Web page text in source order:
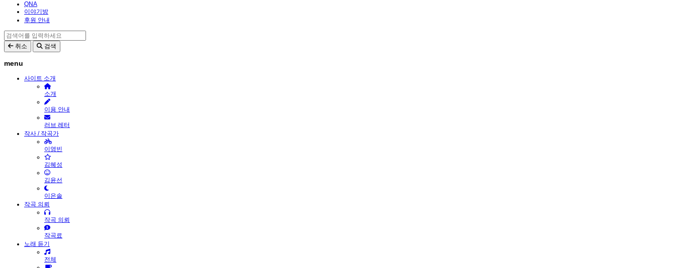
QNA
이야기방
후원 안내
취소 검색
menu
사이트 소개
소개
이용 안내
러브 레터
작사 / 작곡가
이영빈
김혜성
김윤선
이은솔
작곡 의뢰
작곡 의뢰
작곡료
노래 듣기
전체